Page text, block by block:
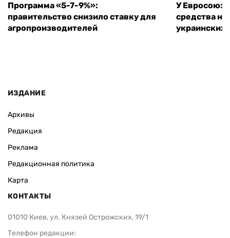
Программа «5-7-9%»:
правительство снизило ставку для
агропроизводителей
У
средства
ИЗДАНИЕ
Архивы
Редакция
Реклама
Редакционная политика
Карта
КОНТАКТЫ
01010 Киев, ул. Князей Острожских, 19/1
Телефон редакции: